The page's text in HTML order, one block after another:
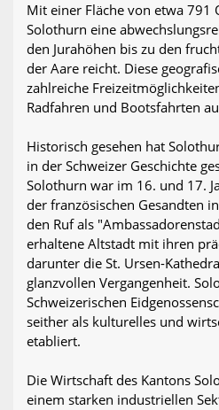
Mit einer Fläche von etwa
Solothurn eine
den Jurahöhen bis zu den
der Aare reicht. Diese
zahlreiche
Radfahren und Bootsfahrten
Historisch gesehen hat
in der Schweizer Geschichte
Solothurn war im 16. und 17.
der französischen Gesandten
den Ruf als
erhaltene Altstadt mit ihren
darunter die St. Ursen-
glanzvollen Vergangenheit.
Schweizerischen
seither als kulturelles und
etabliert.
Die Wirtschaft des Kantons
einem starken industriellen